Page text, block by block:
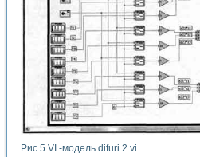
Рис.5 VI -модель difuri 2.vi